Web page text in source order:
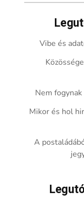
Vibe és
Nem
Mikor és hol
A